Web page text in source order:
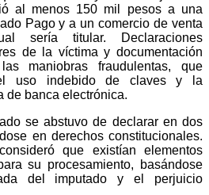
al menos 150 mil pesos a una
Pago y a un comercio de venta
sería titular. Declaraciones
de la víctima y documentación
maniobras fraudulentas, que
uso indebido de claves y la
de banca electrónica.
se abstuvo de declarar en dos
en derechos constitucionales.
que existían elementos
su procesamiento, basándose
del imputado y el perjuicio